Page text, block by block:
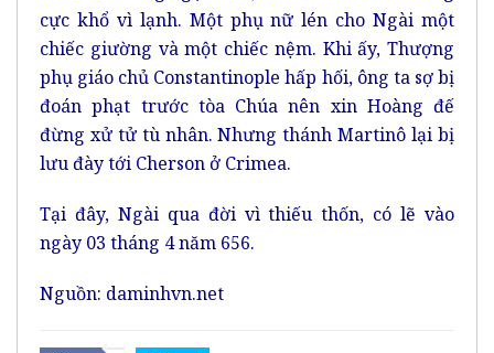
cực khổ vì lạnh. Một phụ nữ lén cho Ngài một
chiếc giường và một chiếc nệm. Khi ấy, Thượng
phụ giáo chủ Constantinople hấp hối, ông ta sợ bị
đoán phạt trước tòa Chúa nên xin Hoàng đế
đừng xử tử tù nhân. Nhưng thánh Martinô lại bị
lưu đày tới Cherson ở Crimea.
Tại đây, Ngài qua đời vì thiếu thốn, có lẽ vào
ngày 03 tháng 4 năm 656.
Nguồn: daminhvn.net